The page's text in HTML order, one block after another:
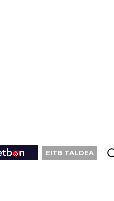
EITB TALDEA